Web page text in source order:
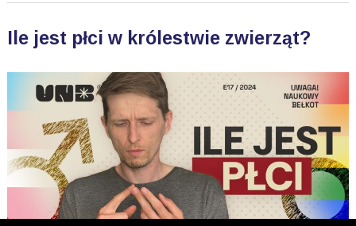
Ile jest płci w królestwie zwierząt?